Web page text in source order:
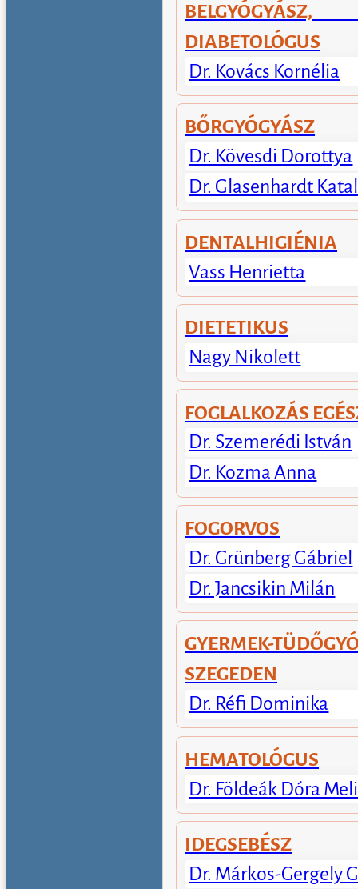
BELGYÓGYÁSZ,
DIABETOLÓGUS
Dr. Kovács Kornélia
BŐRGYÓGYÁSZ
Dr. Kövesdi Dorottya
Dr. Glasenhardt
DENTALHIGIÉNIA
Vass Henrietta
DIETETIKUS
Nagy Nikolett
FOGLALKOZÁS
Dr. Szemerédi István
Dr. Kozma Anna
FOGORVOS
Dr. Grünberg Gábriel
Dr. Jancsikin Milán
GYERMEK-
SZEGEDEN
Dr. Réfi Dominika
HEMATOLÓGUS
Dr. Földeák Dóra
IDEGSEBÉSZ
Dr. Márkos-Gergely